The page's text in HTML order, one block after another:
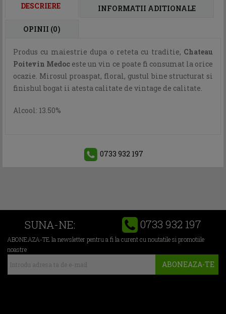
DESCRIERE INFORMATII ADITIONALE
OPINII (0)
Produs cu maiestrie dupa o reteta cu traditie, Chateau
Poitevin Medoc este un vin ce poate fi consumat la orice
ocazie. Mirosul proaspat, floral, gustul bine structurat si
finishul bogat ii atesta calitate de vintage de calitate.
Alcool: 13.50%
0733 932 197
SUNA-NE: 0733 932 197
ABONEAZA-TE la newsletter pentru a fi la curent cu noutatile si promotiile
noastre
ABONEAZA-TE